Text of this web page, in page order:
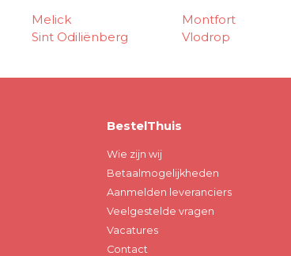
Melick
Montfort
Sint Odiliënberg Vlodrop
BestelThuis
Wie zijn wij
Betaalmogelijkheden
Aanmelden leveranciers
Veelgestelde vragen
Vacatures
Contact